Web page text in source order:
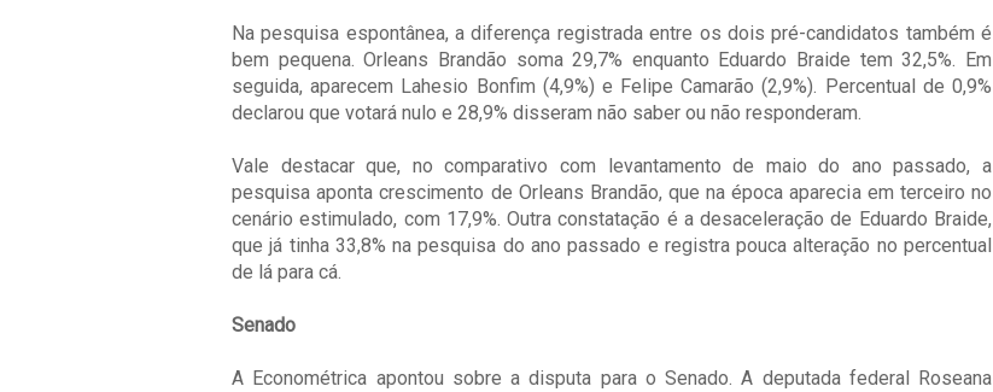
Na pesquisa espontânea, a diferença registrada entre os dois pré-candidatos também é
bem pequena. Orleans Brandão soma 29,7% enquanto Eduardo Braide tem 32,5%. Em
seguida, aparecem Lahesio Bonfim (4,9%) e Felipe Camarão (2,9%). Percentual de 0,9%
declarou que votará nulo e 28,9% disseram não saber ou não responderam.
Vale destacar que, no comparativo com levantamento de maio do ano passado, a
pesquisa aponta crescimento de Orleans Brandão, que na época aparecia em terceiro no
cenário estimulado, com 17,9%. Outra constatação é a desaceleração de Eduardo Braide,
que já tinha 33,8% na pesquisa do ano passado e registra pouca alteração no percentual
de lá para cá.
Senado
A Econométrica apontou sobre a disputa para o Senado. A deputada federal Roseana